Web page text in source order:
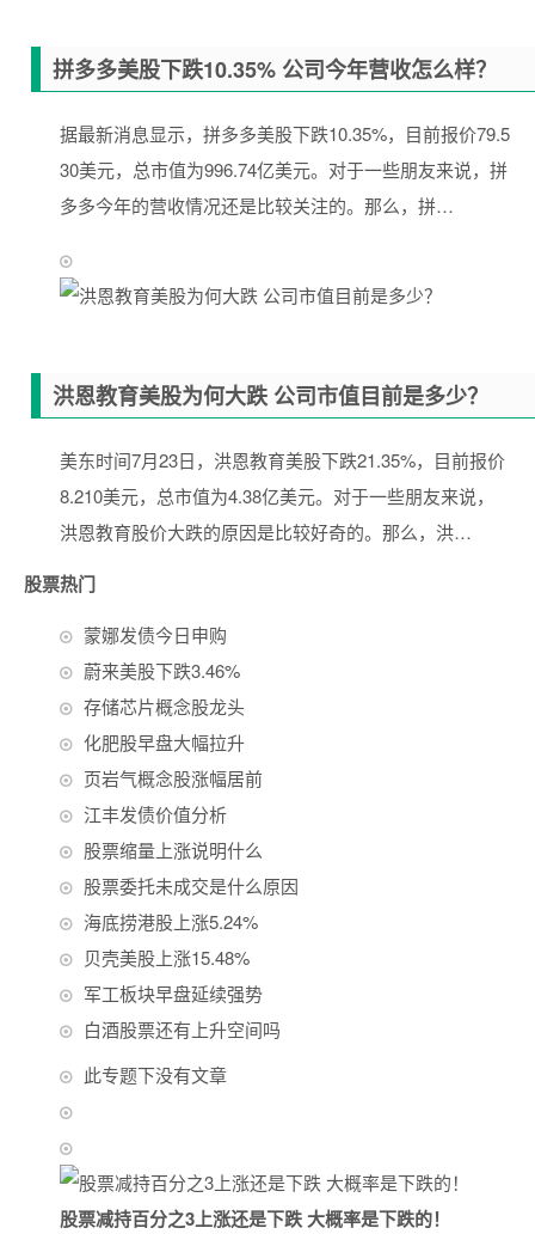
拼多多美股下跌10.35% 公司今年营收怎么样？
据最新消息显示，拼多多美股下跌10.35%，目前报价79.5
30美元，总市值为996.74亿美元。对于一些朋友来说，拼
多多今年的营收情况还是比较关注的。那么，拼…
洪恩教育美股为何大跌 公司市值目前是多少？
美东时间7月23日，洪恩教育美股下跌21.35%，目前报价
8.210美元，总市值为4.38亿美元。对于一些朋友来说，
洪恩教育股价大跌的原因是比较好奇的。那么，洪…
股票热门
蒙娜发债今日申购
蔚来美股下跌3.46%
存储芯片概念股龙头
化肥股早盘大幅拉升
页岩气概念股涨幅居前
江丰发债价值分析
股票缩量上涨说明什么
股票委托未成交是什么原因
海底捞港股上涨5.24%
贝壳美股上涨15.48%
军工板块早盘延续强势
白酒股票还有上升空间吗
此专题下没有文章
股票减持百分之3上涨还是下跌 大概率是下跌的！